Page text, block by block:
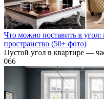
Что можно поставить в угол:
пространство (50+ фото)
Пустой угол в квартире —
066